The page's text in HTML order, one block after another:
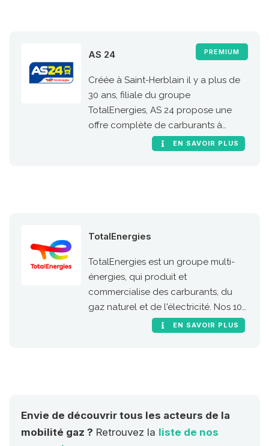
PREMIUM
AS 24
Créée à Saint-Herblain il y a plus de
30 ans, filiale du groupe
TotalEnergies, AS 24 propose une
offre complète de carburants à
destination des poids lourds. Le gaz
l’Europe.
EN SAVOIR PLUS
TotalEnergies
TotalEnergies est un groupe multi-
énergies, qui produit et
commercialise des carburants, du
gaz naturel et de l'électricité. Nos 100
000 collaborateurs s’engagent pour
l'énergie responsable.
EN SAVOIR PLUS
Envie de découvrir tous les acteurs de la
mobilité gaz ? Retrouvez la liste de nos